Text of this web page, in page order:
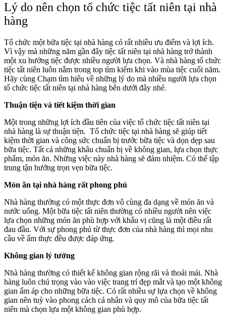
Lý do nên chọn tổ chức tiệc tất niên tại nhà
hàng
Tổ chức một bữa tiệc tại nhà hàng có rất nhiều ưu điểm và lợi ích.
Vì vậy mà những năm gần đây tiệc tất niên tại nhà hàng trở thành
một xu hướng tiệc được nhiều người lựa chọn. Và nhà hàng tổ chức
tiệc tất niên luôn nằm trong top tìm kiếm khi vào mùa tiệc cuối năm.
Hãy cùng Chạm tìm hiểu về những lý do mà nhiều người lựa chọn
tổ chức tiệc tất niên tại nhà hàng bên dưới đây nhé.
Thuận tiện và tiết kiệm thời gian
Một trong những lợi ích đầu tiên của việc tổ chức tiệc tất niên tại
nhà hàng là sự thuận tiện. Tổ chức tiệc tại nhà hàng sẽ giúp tiết
kiệm thời gian và công sức chuẩn bị trước bữa tiệc và dọn dẹp sau
bữa tiệc. Tất cả những khâu chuẩn bị về không gian, lựa chọn thực
phẩm, món ăn. Những việc này nhà hàng sẽ đảm nhiệm. Có thể tập
trung tận hưởng trọn vẹn bữa tiệc.
Món ăn tại nhà hàng rất phong phú
Nhà hàng thường có một thực đơn vô cùng đa dạng về món ăn và
nước uống. Một bữa tiệc tất niên thường có nhiều người nên việc
lựa chọn những món ăn phù hợp với khẩu vị cũng là một điều rất
đau đầu. Với sự phong phú từ thực đơn của nhà hàng thì mọi nhu
cầu về ẩm thực đều được đáp ứng.
Không gian lý tưởng
Nhà hàng thường có thiết kế không gian rộng rãi và thoải mái. Nhà
hàng luôn chú trọng vào vào việc trang trí đẹp mắt và tạo một không
gian ấm áp cho những bữa tiệc. Có rất nhiều sự lựa chọn về không
gian nên tuỳ vào phong cách cá nhân và quy mô của bữa tiệc tất
niên mà chọn lựa một không gian phù hợp.